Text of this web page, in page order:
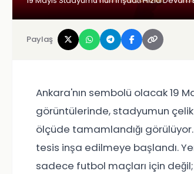
Paylaş
Ankara'nın sembolü olacak 19
görüntülerinde, stadyumun çelik
ölçüde tamamlandığı görülüyor.
tesis inşa edilmeye başlandı.
sadece futbol maçları için